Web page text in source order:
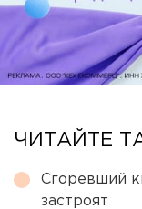
ЧИТАЙТЕ
Сгоревший
застроят